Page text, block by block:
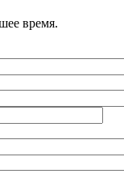
время.